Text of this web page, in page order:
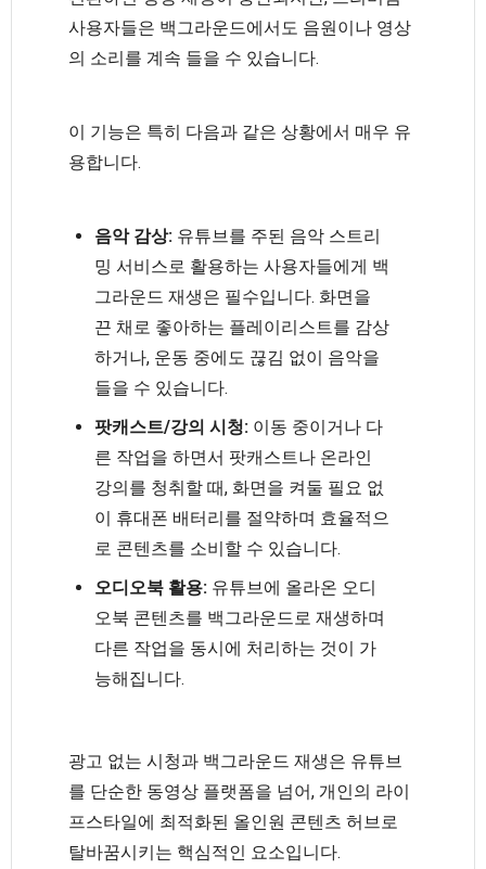
사용자들은 백그라운드에서도 음원이나 영상
의 소리를 계속 들을 수 있습니다.
이 기능은 특히 다음과 같은 상황에서 매우 유
용합니다.
음악 감상: 유튜브를 주된 음악 스트리
밍 서비스로 활용하는 사용자들에게 백
그라운드 재생은 필수입니다. 화면을
끈 채로 좋아하는 플레이리스트를 감상
하거나, 운동 중에도 끊김 없이 음악을
들을 수 있습니다.
팟캐스트/강의 시청: 이동 중이거나 다
른 작업을 하면서 팟캐스트나 온라인
강의를 청취할 때, 화면을 켜둘 필요 없
이 휴대폰 배터리를 절약하며 효율적으
로 콘텐츠를 소비할 수 있습니다.
오디오북 활용: 유튜브에 올라온 오디
오북 콘텐츠를 백그라운드로 재생하며
다른 작업을 동시에 처리하는 것이 가
능해집니다.
광고 없는 시청과 백그라운드 재생은 유튜브
를 단순한 동영상 플랫폼을 넘어, 개인의 라이
프스타일에 최적화된 올인원 콘텐츠 허브로
탈바꿈시키는 핵심적인 요소입니다.